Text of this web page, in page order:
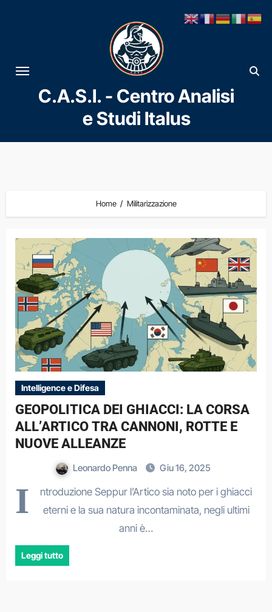
al
contenuto
C.A.S.I. - Centro Analisi
e Studi Italus
Home Militarizzazione
Intelligence e Difesa
GEOPOLITICA DEI GHIACCI: LA CORSA
ALL’ARTICO TRA CANNONI, ROTTE E
NUOVE ALLEANZE
Leonardo Penna Giu 16, 2025
I
ntroduzione Seppur l’Artico sia noto per i ghiacci
eterni e la sua natura incontaminata, negli ultimi
anni è…
Leggi tutto